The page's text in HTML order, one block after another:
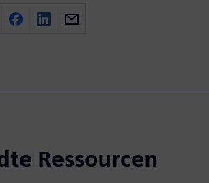
Ressourcen